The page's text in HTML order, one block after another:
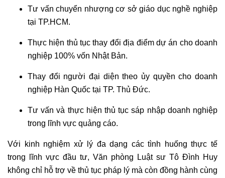
Tư vấn chuyển nhượng cơ sở giáo dục nghề nghiệp
tại TP.HCM.
Thực hiện thủ tục thay đổi địa điểm dự án cho doanh
nghiệp 100% vốn Nhật Bản.
Thay đổi người đại diện theo ủy quyền cho doanh
nghiệp Hàn Quốc tại TP. Thủ Đức.
Tư vấn và thực hiện thủ tục sáp nhập doanh nghiệp
trong lĩnh vực quảng cáo.
Với kinh nghiệm xử lý đa dạng các tình huống thực tế
trong lĩnh vực đầu tư, Văn phòng Luật sư Tô Đình Huy
không chỉ hỗ trợ về thủ tục pháp lý mà còn đồng hành cùng